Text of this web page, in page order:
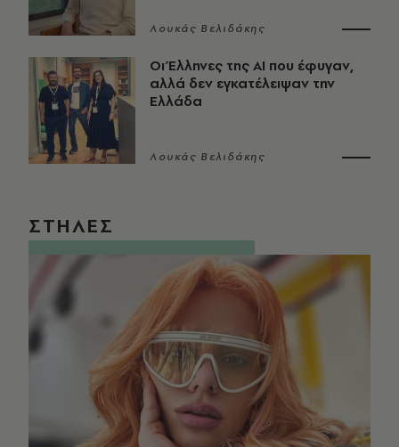
Λουκάς Βελιδάκης
Οι Έλληνες της ΑΙ που έφυγαν,
αλλά δεν εγκατέλειψαν την
Ελλάδα
Λουκάς Βελιδάκης
ΣΤΗΛΕΣ